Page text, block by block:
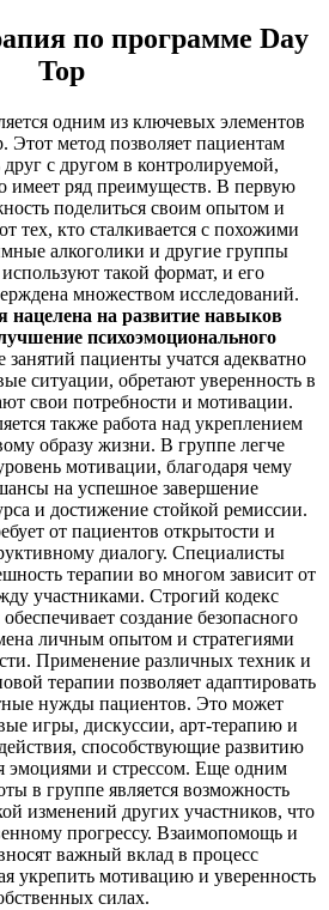
по программе Day
Top
одним из ключевых элементов
метод позволяет пациентам
друг с другом в контролируемой,
имеет ряд преимуществ. В первую
поделиться своим опытом и
тех, кто сталкивается с похожими
алкоголики и другие группы
такой формат, и его
множеством исследований.
нацелена на развитие навыков
психоэмоционального
занятий пациенты учатся адекватно
ситуации, обретают уверенность в
свои потребности и мотивации.
также работа над укреплением
образу жизни. В группе легче
мотивации, благодаря чему
на успешное завершение
и достижение стойкой ремиссии.
от пациентов открытости и
диалогу. Специалисты
терапии во многом зависит от
участниками. Строгий кодекс
создание безопасного
личным опытом и стратегиями
Применение различных техник и
терапии позволяет адаптировать
нужды пациентов. Это может
игры, дискуссии, арт-терапию и
способствующие развитию
эмоциями и стрессом. Еще одним
в группе является возможность
изменений других участников, что
прогрессу. Взаимопомощь и
важный вклад в процесс
укрепить мотивацию и уверенность
силах.